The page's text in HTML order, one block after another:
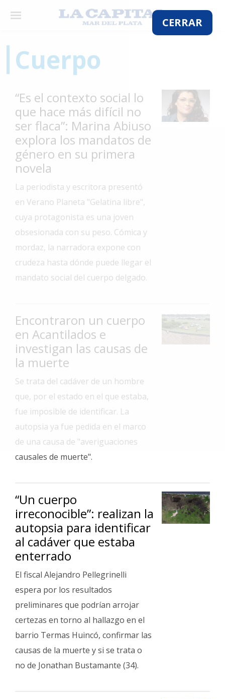
CERRAR
×
El
Mundo
La
Zona
Cultura
Tecnología
Gastronomía
Salud
General
Ciudad
Arte
Espectáculos
Policiales
Cartelera
Fotos
de
Familia
Clasificados
Fúnebres
Cuerpo
“Es el contexto social lo
que hace más difícil no
ser flaca”: Marina Abiuso
explora los mandatos de
género en su primera
novela
La periodista y escritora presentó
en Verano Planeta "Gelatina libre",
cuya protagonista es una joven
obsesionada con su peso. Cómica y
mordaz, la narradora expone con
crudeza hasta dónde puede llegar el
mandato social del cuerpo delgado.
Encontraron un cuerpo
en Acantilados e
investigan las causas de
la muerte
Se trata del cadáver de un hombre
que, por el estado en el que estaba,
fue imposible de identificar. La
autopsia ya fue pedida en el marco
de una causa de "averiguaciones
causales de muerte".
“Un cuerpo
irreconocible”: realizan la
autopsia para identificar
al cadáver que estaba
enterrado
El fiscal Alejandro Pellegrinelli
espera por los resultados
preliminares que podrían arrojar
certezas en torno al hallazgo en el
barrio Termas Huincó, confirmar las
causas de la muerte y si se trata o
no de Jonathan Bustamante (34).